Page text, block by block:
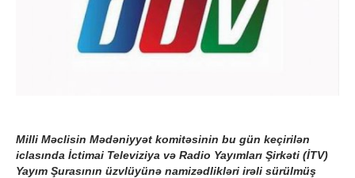
Milli Məclisin Mədəniyyət komitəsinin bu gün keçirilən
iclasında İctimai Televiziya və Radio Yayımları Şirkəti (İTV)
Yayım Şurasının üzvlüyünə namizədlikləri irəli sürülmüş